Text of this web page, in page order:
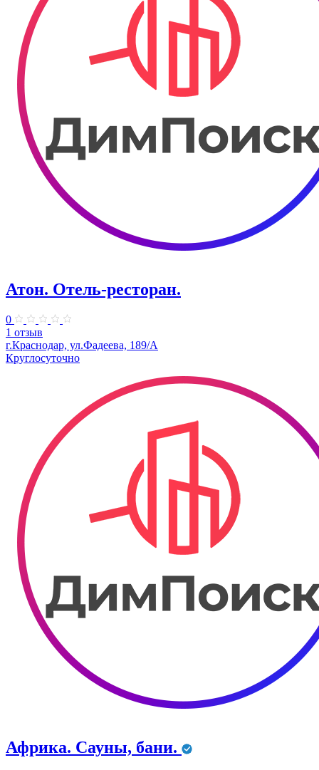
Атон. Отель-ресторан.
0
1 отзыв
г.Краснодар, ул.Фадеева, 189/А
Круглосуточно
Африка. Сауны, бани.